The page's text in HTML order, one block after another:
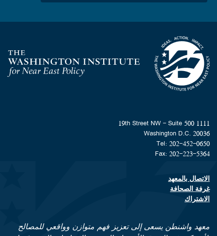
Homepage
1111 19th Street NW - Suite 500
Washington D.C. 20036
Tel: 202-452-0650
Fax: 202-223-5364
Footer contact links
الاتصال بالمعهد
غرفة الصحافة
الاشتراك
معهد واشنطن يسعى إلى تعزيز فهم متوازن وواقعي للمصالح